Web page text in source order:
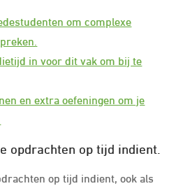
om complexe
in voor dit vak om bij te
en extra oefeningen om je
opdrachten op tijd indient.
op tijd indient, ook als